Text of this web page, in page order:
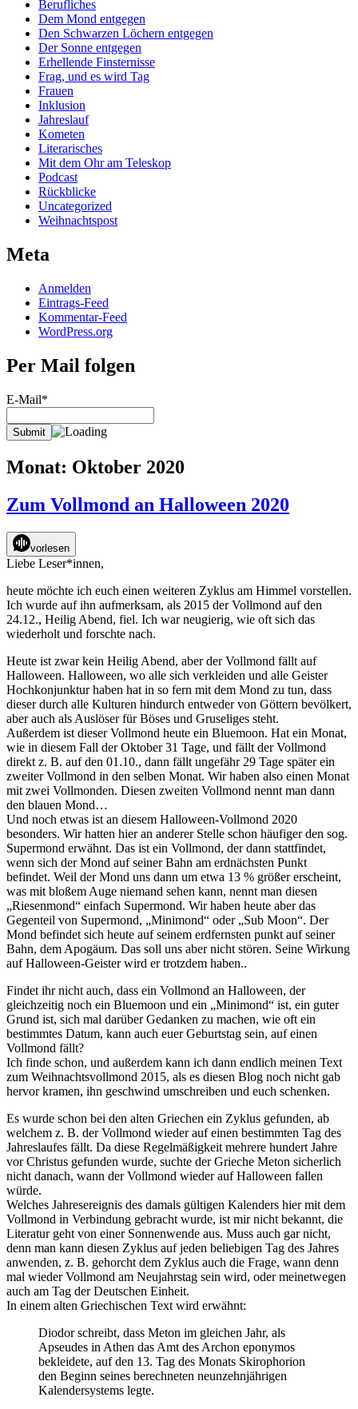
Berufliches
Dem Mond entgegen
Den Schwarzen Löchern entgegen
Der Sonne entgegen
Erhellende Finsternisse
Frag, und es wird Tag
Frauen
Inklusion
Jahreslauf
Kometen
Literarisches
Mit dem Ohr am Teleskop
Podcast
Rückblicke
Uncategorized
Weihnachtspost
Meta
Anmelden
Eintrags-Feed
Kommentar-Feed
WordPress.org
Per Mail folgen
E-Mail*
Monat: Oktober 2020
Zum Vollmond an Halloween 2020
vorlesen
Liebe Leser*innen,
heute möchte ich euch einen weiteren Zyklus am Himmel vorstellen.
Ich wurde auf ihn aufmerksam, als 2015 der Vollmond auf den
24.12., Heilig Abend, fiel. Ich war neugierig, wie oft sich das
wiederholt und forschte nach.
Heute ist zwar kein Heilig Abend, aber der Vollmond fällt auf
Halloween. Halloween, wo alle sich verkleiden und alle Geister
Hochkonjunktur haben hat in so fern mit dem Mond zu tun, dass
dieser durch alle Kulturen hindurch entweder von Göttern bevölkert,
aber auch als Auslöser für Böses und Gruseliges steht.
Außerdem ist dieser Vollmond heute ein Bluemoon. Hat ein Monat,
wie in diesem Fall der Oktober 31 Tage, und fällt der Vollmond
direkt z. B. auf den 01.10., dann fällt ungefähr 29 Tage später ein
zweiter Vollmond in den selben Monat. Wir haben also einen Monat
mit zwei Vollmonden. Diesen zweiten Vollmond nennt man dann
den blauen Mond…
Und noch etwas ist an diesem Halloween-Vollmond 2020
besonders. Wir hatten hier an anderer Stelle schon häufiger den sog.
Supermond erwähnt. Das ist ein Vollmond, der dann stattfindet,
wenn sich der Mond auf seiner Bahn am erdnächsten Punkt
befindet. Weil der Mond uns dann um etwa 13 % größer erscheint,
was mit bloßem Auge niemand sehen kann, nennt man diesen
„Riesenmond“ einfach Supermond. Wir haben heute aber das
Gegenteil von Supermond, „Minimond“ oder „Sub Moon“. Der
Mond befindet sich heute auf seinem erdfernsten punkt auf seiner
Bahn, dem Apogäum. Das soll uns aber nicht stören. Seine Wirkung
auf Halloween-Geister wird er trotzdem haben..
Findet ihr nicht auch, dass ein Vollmond an Halloween, der
gleichzeitig noch ein Bluemoon und ein „Minimond“ ist, ein guter
Grund ist, sich mal darüber Gedanken zu machen, wie oft ein
bestimmtes Datum, kann auch euer Geburtstag sein, auf einen
Vollmond fällt?
Ich finde schon, und außerdem kann ich dann endlich meinen Text
zum Weihnachtsvollmond 2015, als es diesen Blog noch nicht gab
hervor kramen, ihn geschwind umschreiben und euch schenken.
Es wurde schon bei den alten Griechen ein Zyklus gefunden, ab
welchem z. B. der Vollmond wieder auf einen bestimmten Tag des
Jahreslaufes fällt. Da diese Regelmäßigkeit mehrere hundert Jahre
vor Christus gefunden wurde, suchte der Grieche Meton sicherlich
nicht danach, wann der Vollmond wieder auf Halloween fallen
würde.
Welches Jahresereignis des damals gültigen Kalenders hier mit dem
Vollmond in Verbindung gebracht wurde, ist mir nicht bekannt, die
Literatur geht von einer Sonnenwende aus. Muss auch gar nicht,
denn man kann diesen Zyklus auf jeden beliebigen Tag des Jahres
anwenden, z. B. gehorcht dem Zyklus auch die Frage, wann denn
mal wieder Vollmond am Neujahrstag sein wird, oder meinetwegen
auch am Tag der Deutschen Einheit.
In einem alten Griechischen Text wird erwähnt:
Diodor schreibt, dass Meton im gleichen Jahr, als
Apseudes in Athen das Amt des Archon eponymos
bekleidete, auf den 13. Tag des Monats Skirophorion
den Beginn seines berechneten neunzehnjährigen
Kalendersystems legte.